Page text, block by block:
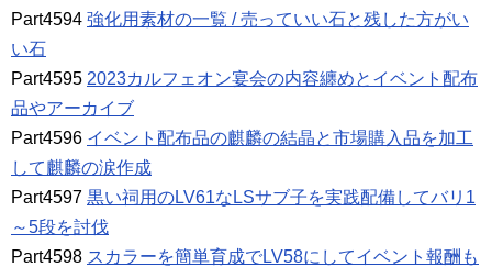
Part4594 強化用素材の一覧 / 売っていい石と残した方がい
い石
Part4595 2023カルフェオン宴会の内容纏めとイベント配布
品やアーカイブ
Part4596 イベント配布品の麒麟の結晶と市場購入品を加工
して麒麟の涙作成
Part4597 黒い祠用のLV61なLSサブ子を実践配備してバリ1
～5段を討伐
Part4598 スカラーを簡単育成でLV58にしてイベント報酬も